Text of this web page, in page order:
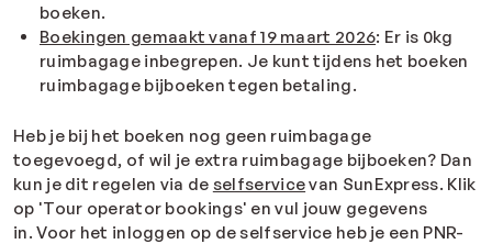
boeken.
Boekingen gemaakt vanaf 19 maart 2026: Er is 0kg
ruimbagage inbegrepen. Je kunt tijdens het boeken
ruimbagage bijboeken tegen betaling.
Heb je bij het boeken nog geen ruimbagage
toegevoegd, of wil je extra ruimbagage bijboeken? Dan
kun je dit regelen via de selfservicevan SunExpress. Klik
op 'Tour operator bookings' en vul jouw gegevens
in. Voor het inloggen op de selfservice heb je een PNR-